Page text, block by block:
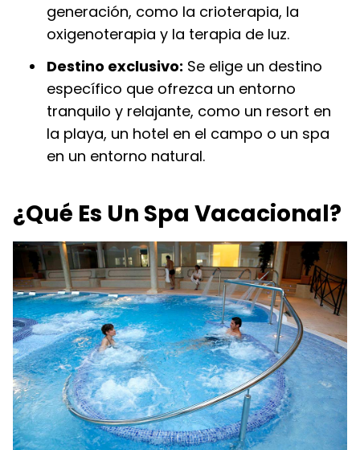
generación, como la crioterapia, la
oxigenoterapia y la terapia de luz.
Destino exclusivo: Se elige un destino
específico que ofrezca un entorno
tranquilo y relajante, como un resort en
la playa, un hotel en el campo o un spa
en un entorno natural.
¿Qué Es Un Spa Vacacional?